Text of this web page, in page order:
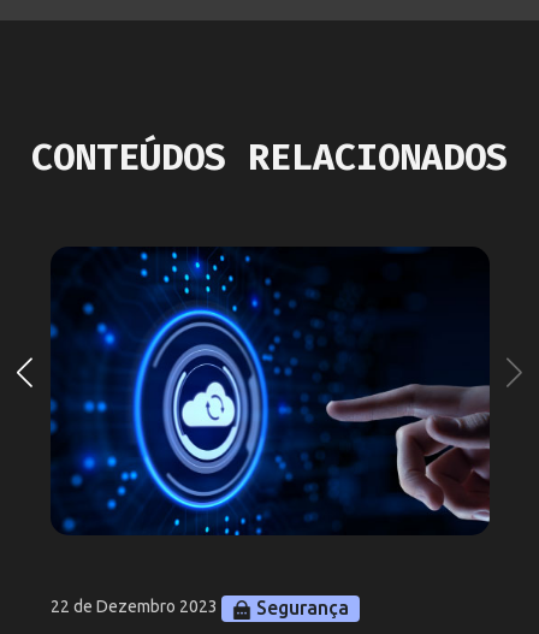
CONTEÚDOS RELACIONADOS
22 de Dezembro 2023 Segurança